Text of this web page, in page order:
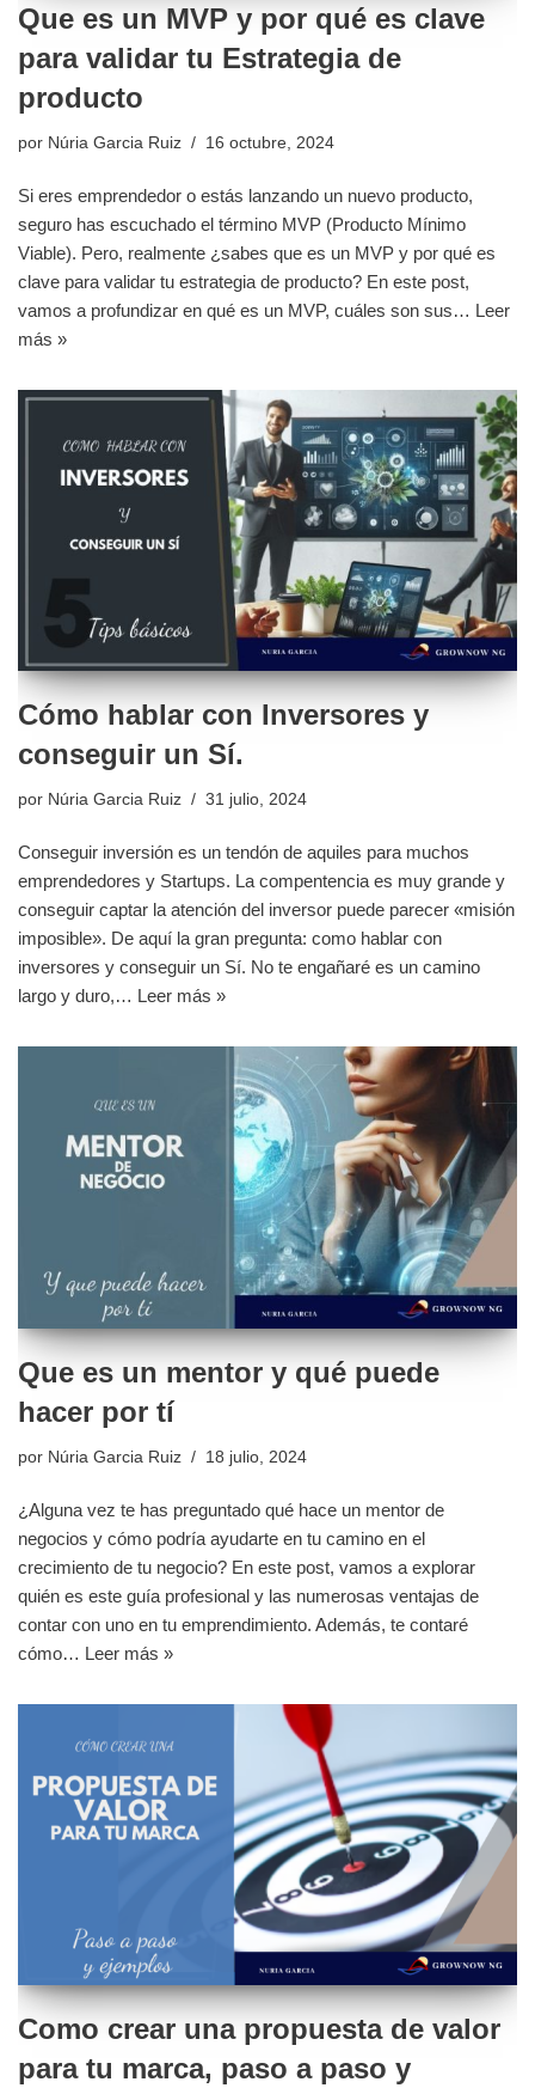
Que es un MVP y por qué es clave
para validar tu Estrategia de
producto
por Núria Garcia Ruiz 16 octubre, 2024
Si eres emprendedor o estás lanzando un nuevo producto,
seguro has escuchado el término MVP (Producto Mínimo
Viable). Pero, realmente ¿sabes que es un MVP y por qué es
clave para validar tu estrategia de producto? En este post,
vamos a profundizar en qué es un MVP, cuáles son sus… Leer
más »
Cómo hablar con Inversores y
conseguir un Sí.
por Núria Garcia Ruiz 31 julio, 2024
Conseguir inversión es un tendón de aquiles para muchos
emprendedores y Startups. La compentencia es muy grande y
conseguir captar la atención del inversor puede parecer «misión
imposible». De aquí la gran pregunta: como hablar con
inversores y conseguir un Sí. No te engañaré es un camino
largo y duro,… Leer más »
Que es un mentor y qué puede
hacer por tí
por Núria Garcia Ruiz 18 julio, 2024
¿Alguna vez te has preguntado qué hace un mentor de
negocios y cómo podría ayudarte en tu camino en el
crecimiento de tu negocio? En este post, vamos a explorar
quién es este guía profesional y las numerosas ventajas de
contar con uno en tu emprendimiento. Además, te contaré
cómo… Leer más »
Como crear una propuesta de valor
para tu marca, paso a paso y